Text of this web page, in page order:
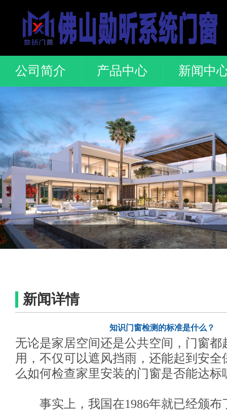
公司简介 产品中心 新闻中
新闻详情
知识门窗检测的标准是什么？
无论是家居空间还是公共空间，门窗都
用，不仅可以遮风挡雨，还能起到安全
么如何检查家里安装的门窗是否能达标
事实上，我国在1986年就已经颁布